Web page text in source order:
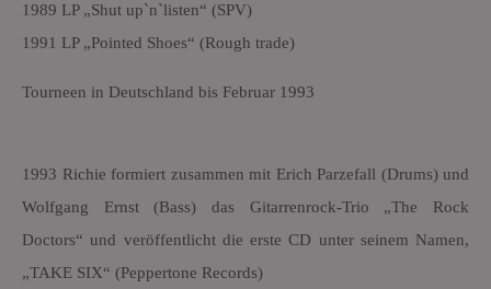
1989 LP „Shut up`n`listen“ (SPV)
1991 LP „Pointed Shoes“ (Rough trade)
Tourneen in Deutschland bis Februar 1993
1993 Richie formiert zusammen mit Erich Parzefall (Drums) und
Wolfgang Ernst (Bass) das Gitarrenrock-Trio „The Rock
Doctors“ und veröffentlicht die erste CD unter seinem Namen,
„TAKE SIX“ (Peppertone Records)